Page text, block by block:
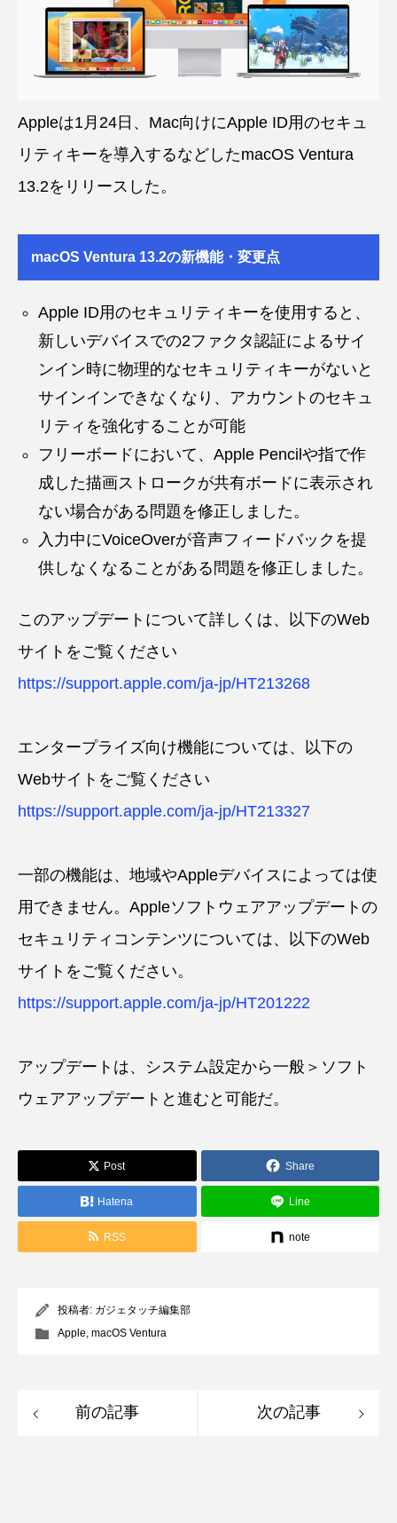
Appleは1月24日、Mac向けにApple ID用のセキュ
リティキーを導入するなどしたmacOS Ventura
13.2をリリースした。
macOS Ventura 13.2の新機能・変更点
Apple ID用のセキュリティキーを使用すると、
新しいデバイスでの2ファクタ認証によるサイ
ンイン時に物理的なセキュリティキーがないと
サインインできなくなり、アカウントのセキュ
リティを強化することが可能
フリーボードにおいて、Apple Pencilや指で作
成した描画ストロークが共有ボードに表示され
ない場合がある問題を修正しました。
入力中にVoiceOverが音声フィードバックを提
供しなくなることがある問題を修正しました。
このアップデートについて詳しくは、以下のWeb
サイトをご覧ください
https://support.apple.com/ja-jp/HT213268
エンタープライズ向け機能については、以下の
Webサイトをご覧ください
https://support.apple.com/ja-jp/HT213327
一部の機能は、地域やAppleデバイスによっては使
用できません。Appleソフトウェアアップデートの
セキュリティコンテンツについては、以下のWeb
サイトをご覧ください。
https://support.apple.com/ja-jp/HT201222
アップデートは、システム設定から一般＞ソフト
ウェアアップデートと進むと可能だ。
Post Share
Hatena Line
RSS note
投稿者: ガジェタッチ編集部
Apple macOS Ventura
前の記事 次の記事